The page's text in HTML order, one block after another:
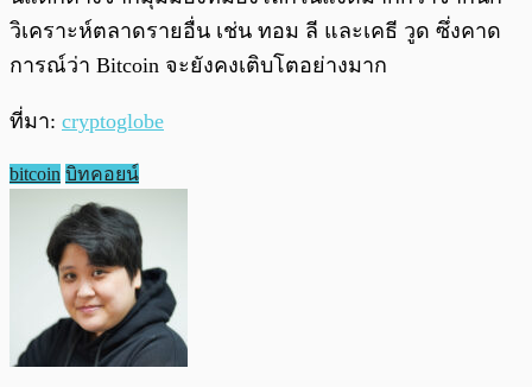
วิเคราะห์ตลาดรายอื่น เช่น ทอม ลี และเคธี วูด ซึ่งคาด
การณ์ว่า Bitcoin จะยังคงเติบโตอย่างมาก
ที่มา: cryptoglobe
bitcoin บิทคอยน์